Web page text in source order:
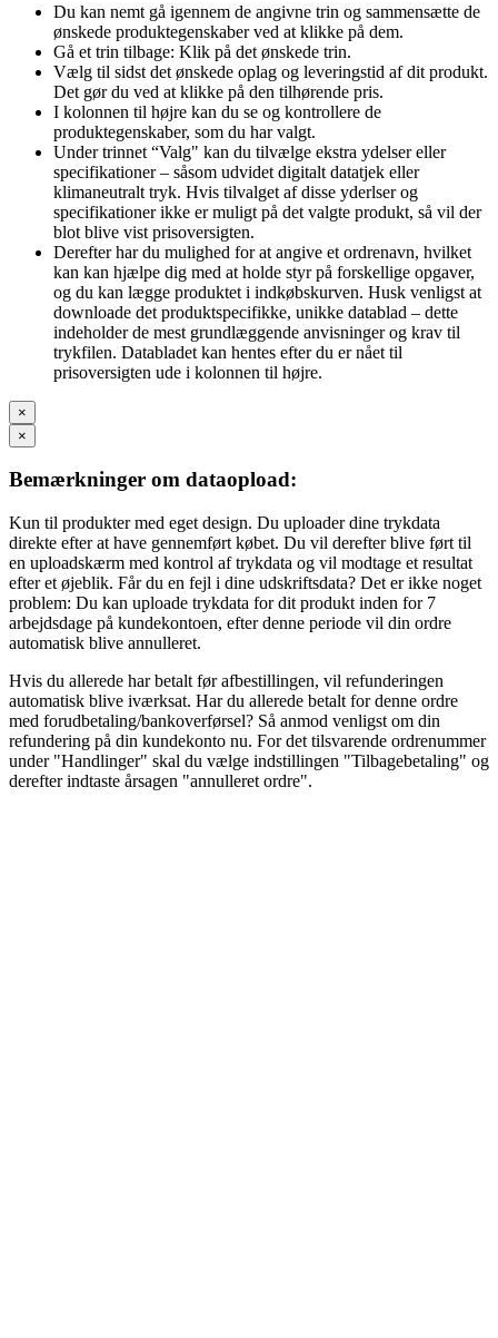
Du kan nemt gå igennem de angivne trin og sammensætte de
ønskede produktegenskaber ved at klikke på dem.
Gå et trin tilbage: Klik på det ønskede trin.
Vælg til sidst det ønskede oplag og leveringstid af dit produkt.
Det gør du ved at klikke på den tilhørende pris.
I kolonnen til højre kan du se og kontrollere de
produktegenskaber, som du har valgt.
Under trinnet “Valg" kan du tilvælge ekstra ydelser eller
specifikationer – såsom udvidet digitalt datatjek eller
klimaneutralt tryk. Hvis tilvalget af disse yderlser og
specifikationer ikke er muligt på det valgte produkt, så vil der
blot blive vist prisoversigten.
Derefter har du mulighed for at angive et ordrenavn, hvilket
kan kan hjælpe dig med at holde styr på forskellige opgaver,
og du kan lægge produktet i indkøbskurven. Husk venligst at
downloade det produktspecifikke, unikke datablad – dette
indeholder de mest grundlæggende anvisninger og krav til
trykfilen. Databladet kan hentes efter du er nået til
prisoversigten ude i kolonnen til højre.
×
×
Bemærkninger om dataopload:
Kun til produkter med eget design. Du uploader dine trykdata
direkte efter at have gennemført købet. Du vil derefter blive ført til
en uploadskærm med kontrol af trykdata og vil modtage et resultat
efter et øjeblik. Får du en fejl i dine udskriftsdata? Det er ikke noget
problem: Du kan uploade trykdata for dit produkt inden for 7
arbejdsdage på kundekontoen, efter denne periode vil din ordre
automatisk blive annulleret.
Hvis du allerede har betalt før afbestillingen, vil refunderingen
automatisk blive iværksat. Har du allerede betalt for denne ordre
med forudbetaling/bankoverførsel? Så anmod venligst om din
refundering på din kundekonto nu. For det tilsvarende ordrenummer
under "Handlinger" skal du vælge indstillingen "Tilbagebetaling" og
derefter indtaste årsagen "annulleret ordre".